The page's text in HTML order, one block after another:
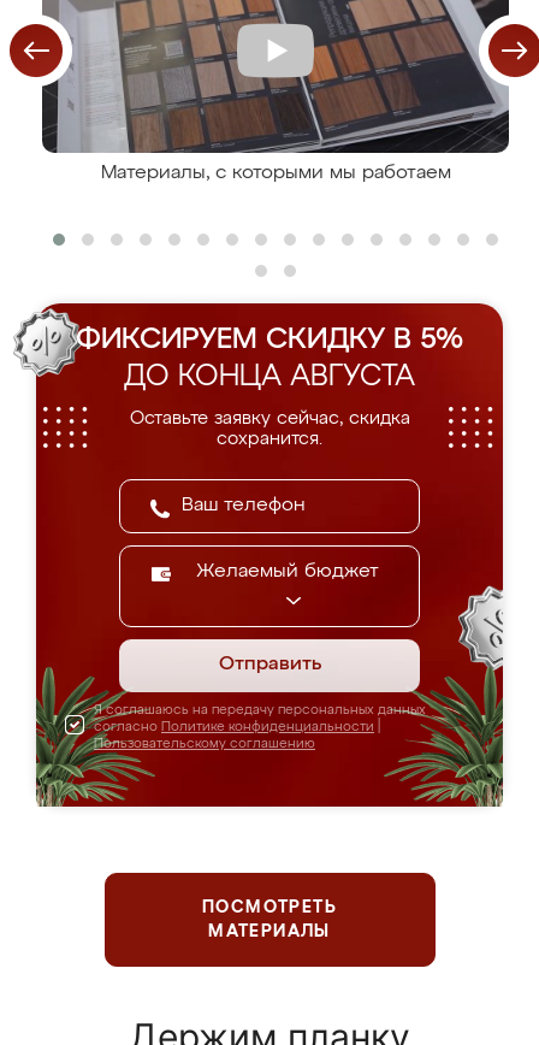
Материалы, с которыми мы работаем
ФИКСИРУЕМ СКИДКУ В 5%
ДО КОНЦА АВГУСТА
Оставьте заявку сейчас, скидка
сохранится.
Желаемый бюджет
Отправить
Я соглашаюсь на передачу персональных данных
согласно Политике конфиденциальности
Пользовательскому соглашению
ПОСМОТРЕТЬ
МАТЕРИАЛЫ